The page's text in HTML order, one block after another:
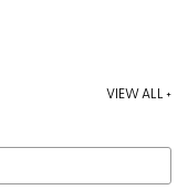
VIEW ALL +